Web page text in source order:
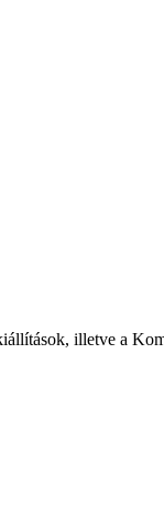
illetve a